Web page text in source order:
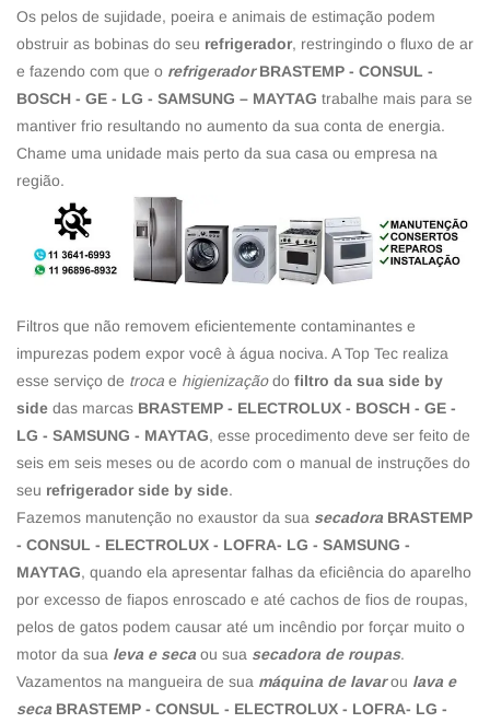
Os pelos de sujidade, poeira e animais de estimação podem
obstruir as bobinas do seu refrigerador, restringindo o fluxo de ar
e fazendo com que o refrigerador BRASTEMP - CONSUL -
BOSCH - GE - LG - SAMSUNG – MAYTAG trabalhe mais para se
mantiver frio resultando no aumento da sua conta de energia.
Chame uma unidade mais perto da sua casa ou empresa na
região.
Filtros que não removem eficientemente contaminantes e
impurezas podem expor você à água nociva. A Top Tec realiza
esse serviço de troca e higienizaçãodo filtro da sua side by
side das marcas BRASTEMP - ELECTROLUX - BOSCH - GE -
LG - SAMSUNG - MAYTAG, esse procedimento deve ser feito de
seis em seis meses ou de acordo com o manual de instruções do
seu refrigerador side by side.
Fazemos manutenção no exaustor da sua secadora BRASTEMP
- CONSUL - ELECTROLUX - LOFRA- LG - SAMSUNG -
MAYTAG, quando ela apresentar falhas da eficiência do aparelho
por excesso de fiapos enroscado e até cachos de fios de roupas,
pelos de gatos podem causar até um incêndio por forçar muito o
motor da sua leva e seca ou sua secadora de roupas.
Vazamentos na mangueira de sua máquina de lavarou lava e
seca BRASTEMP - CONSUL - ELECTROLUX - LOFRA- LG -